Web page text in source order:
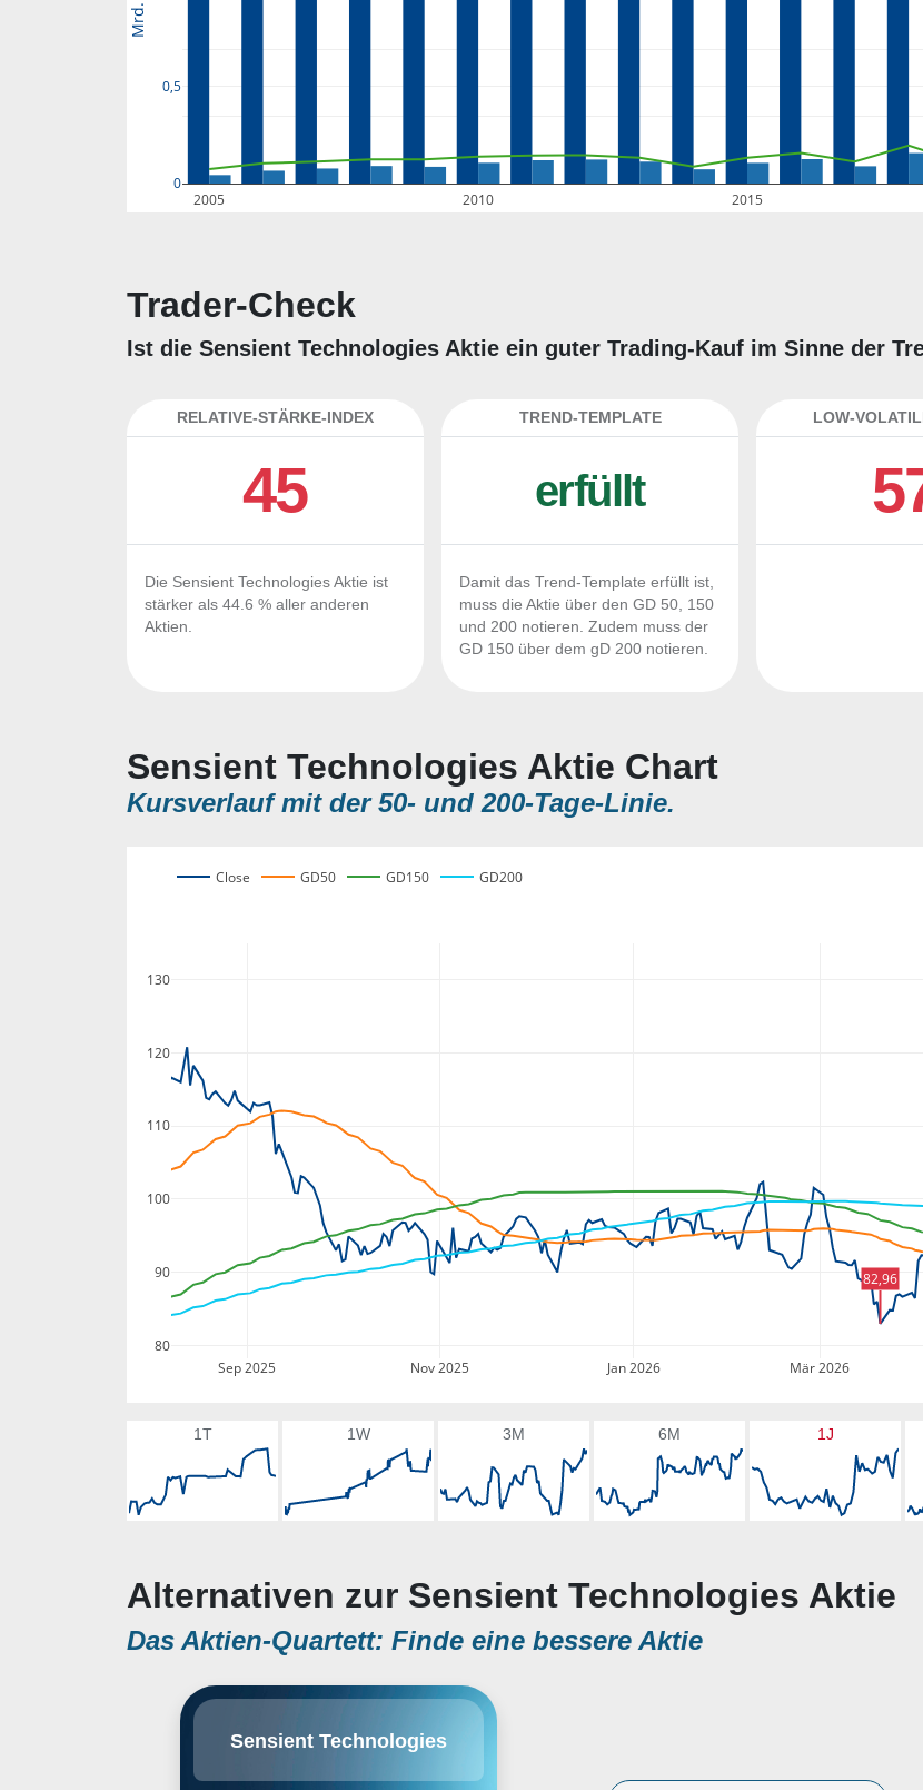
2005 2010 2015
0
0,5
Mrd.
Trader-Check
Ist die Sensient Technologies Aktie ein guter Trading-Kauf im Sinne der
RELATIVE-STÄRKE-INDEX
45
Die Sensient Technologies Aktie ist
stärker als 44.6 % aller anderen
Aktien.
TREND-TEMPLATE
erfüllt
Damit das Trend-Template erfüllt ist,
muss die Aktie über den GD 50, 150
und 200 notieren. Zudem muss der
GD 150 über dem gD 200 notieren.
LOW-
Sensient Technologies Aktie Chart
Kursverlauf mit der 50- und 200-Tage-Linie.
Sep 2025 Nov 2025 Jan 2026 Mär 2026
80
90
100
110
120
130
Close GD50 GD150 GD200
82,96
1T 1W 3M 6M 1J
Alternativen zur Sensient Technologies Aktie
Das Aktien-Quartett: Finde eine bessere Aktie
Sensient Technologies
engages in the manufacture of
operates through the following